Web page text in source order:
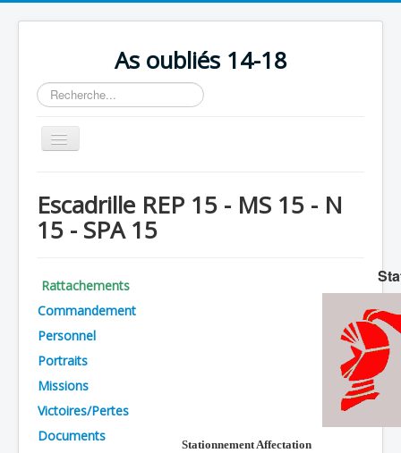
As oubliés 14-18
Rechercher
Basculer
la
Chronologie
Escadrilles
Avions
Personnels
Formation
Doctrines
Escadrille REP 15 - MS 15 - N
15 - SPA 15
Rattachements
Commandement
Personnel
Portraits
Missions
Victoires/Pertes
Documents
StationnementAffectation